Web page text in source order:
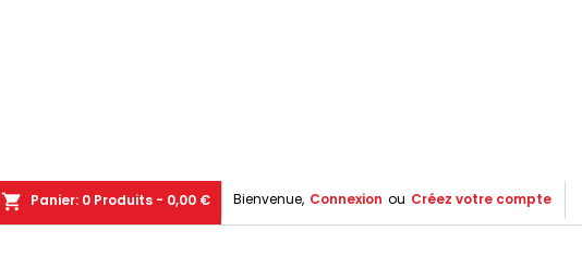
Bienvenue, Connexion ou Créez votre compte
shopping_cart Panier: 0 Produits - 0,00 €